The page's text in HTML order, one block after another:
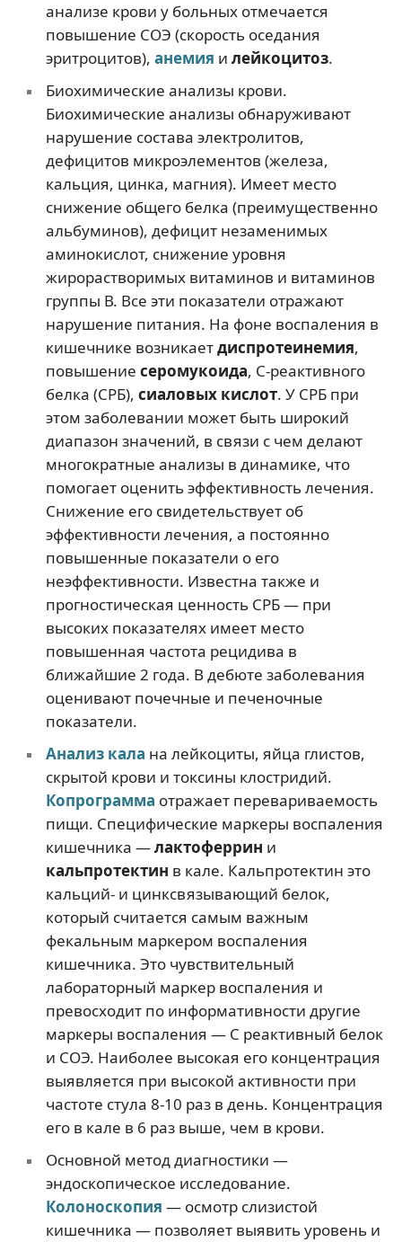
анализе крови у больных отмечается
повышение СОЭ (скорость оседания
эритроцитов), анемия и лейкоцитоз.
Биохимические анализы крови.
Биохимические анализы обнаруживают
нарушение состава электролитов,
дефицитов микроэлементов (железа,
кальция, цинка, магния). Имеет место
снижение общего белка (преимущественно
альбуминов), дефицит незаменимых
аминокислот, снижение уровня
жирорастворимых витаминов и витаминов
группы В. Все эти показатели отражают
нарушение питания. На фоне воспаления в
кишечнике возникаетдиспротеинемия,
повышение серомукоида, С-реактивного
белка (СРБ), сиаловых кислот. У СРБ при
этом заболевании может быть широкий
диапазон значений, в связи с чем делают
многократные анализы в динамике, что
помогает оценить эффективность лечения.
Снижение его свидетельствует об
эффективности лечения, а постоянно
повышенные показатели о его
неэффективности. Известна также и
прогностическая ценность СРБ — при
высоких показателях имеет место
повышенная частота рецидива в
ближайшие 2 года. В дебюте заболевания
оценивают почечные и печеночные
показатели.
Анализ кала на лейкоциты, яйца глистов,
скрытой крови и токсины клостридий.
Копрограмма отражает перевариваемость
пищи. Специфические маркеры воспаления
кишечника —лактоферрин и
кальпротектин в кале. Кальпротектин это
кальций- и цинксвязывающий белок,
который считается самым важным
фекальным маркером воспаления
кишечника. Это чувствительный
лабораторный маркер воспаления и
превосходит по информативности другие
маркеры воспаления — С реактивный белок
и СОЭ. Наиболее высокая его концентрация
выявляется при высокой активности при
частоте стула 8-10 раз в день. Концентрация
его в кале в 6 раз выше, чем в крови.
Основной метод диагностики —
эндоскопическое исследование.
Колоноскопия — осмотр слизистой
кишечника — позволяет выявить уровень и